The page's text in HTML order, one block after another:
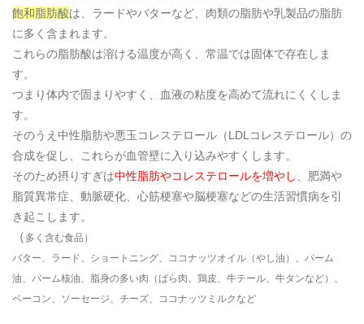
飽和脂肪酸は、ラードやバターなど、肉類の脂肪や乳製品の脂肪
に多く含まれます。
これらの脂肪酸は溶ける温度が高く、常温では固体で存在しま
す。
つまり体内で固まりやすく、血液の粘度を高めて流れにくくしま
す。
そのうえ中性脂肪や悪玉コレステロール（LDLコレステロール）の
合成を促し、これらが血管壁に入り込みやすくします。
そのため摂りすぎは中性脂肪やコレステロールを増やし
、肥満や
脂質異常症、動脈硬化、心筋梗塞や脳梗塞などの生活習慣病を引
き起こします。
（ 多く含む食品）
バター、ラード、ショートニング、ココナッツオイル（やし油）、パーム
油、パーム核油、脂身の多い肉（ばら肉、鶏皮、牛テール、牛タンなど）、
ベーコン、ソーセージ、チーズ、ココナッツミルクなど